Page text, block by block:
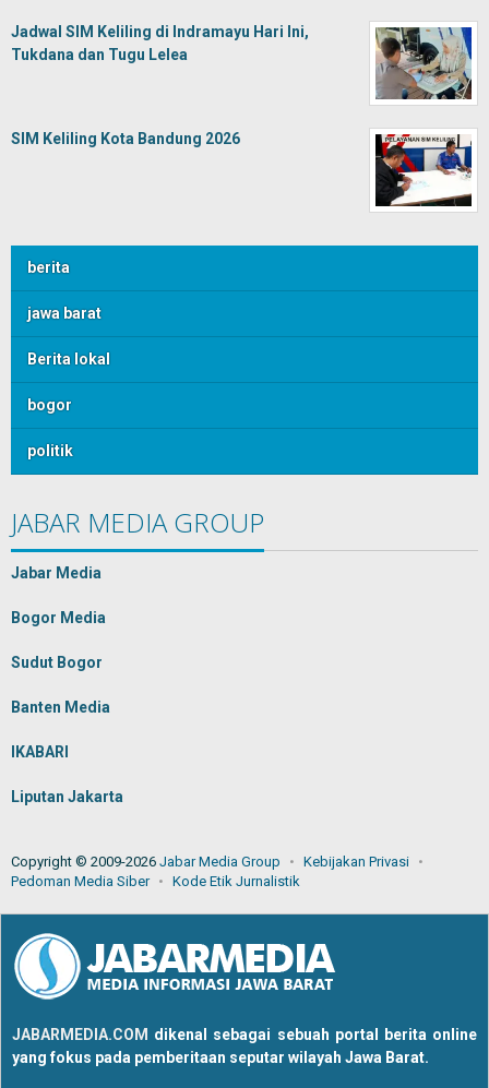
Jadwal SIM Keliling di Indramayu Hari Ini,
Tukdana dan Tugu Lelea
SIM Keliling Kota Bandung 2026
berita
jawa barat
Berita lokal
bogor
politik
JABAR MEDIA GROUP
Jabar Media
Bogor Media
Sudut Bogor
Banten Media
IKABARI
Liputan Jakarta
Copyright © 2009-2026 Jabar Media Group
Kebijakan Privasi
Pedoman Media Siber
Kode Etik Jurnalistik
JABARMEDIA.COM dikenal sebagai sebuah portal berita online
yang fokus pada pemberitaan seputar wilayah Jawa Barat.